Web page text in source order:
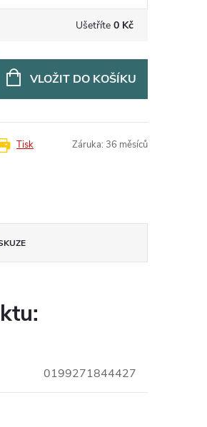
Ušetříte 0 Kč
VLOŽIT DO KOŠÍKU
Tisk Záruka: 36 měsíců
0199271844427